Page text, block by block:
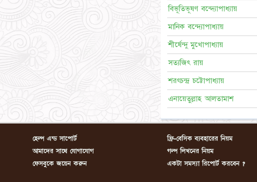
বিভূতিভূষণ বন্দ্যোপাধ্যায়
মানিক বন্দ্যোপাধ্যায়
শীর্ষেন্দু মুখোপাধ্যায়
সত্যজিৎ রায়
শরৎচন্দ্র চট্টোপাধ্যায়
এনায়েতুল্লাহ আলতামাশ
হেল্প এন্ড সাপোর্ট
আমাদের সাথে যোগাযোগ
ফেসবুকে জয়েন করুন
ফ্রি-বেসিক ব্যবহারের নিয়ম
গল্প লিখনের নিয়ম
একটা সমস্যা রিপোর্ট করবেন ?